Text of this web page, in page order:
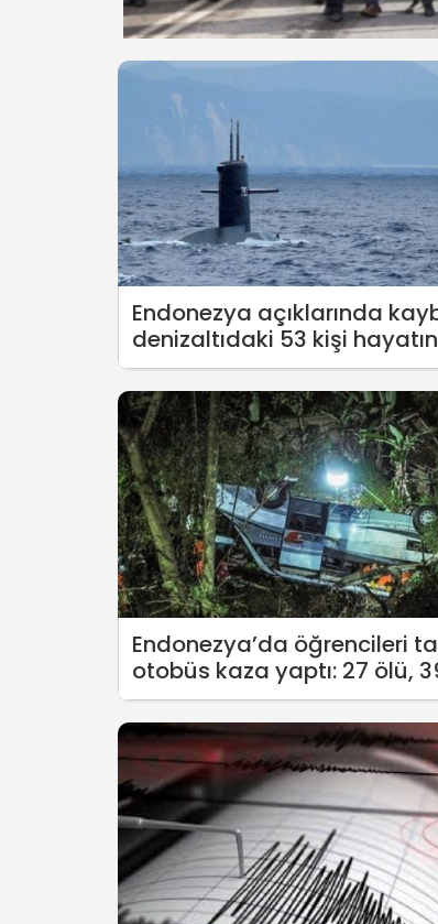
Endonezya açıklarında
denizaltıdaki 53 kişi
kaybetti
Endonezya’da öğrencileri
otobüs kaza yaptı: 27 ölü,
yaralı